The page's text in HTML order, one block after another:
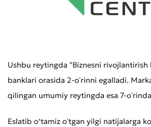
Ushbu reytingda "Biznesni rivojlantirish
banklari orasida 2-oʻrinni egalladi.
qilingan umumiy reytingda esa 7-
Eslatib o‘tamiz oʻtgan yilgi natijalarga